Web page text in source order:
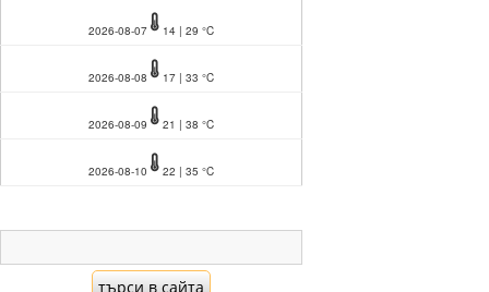
2026-08-07 14 | 29 °C
2026-08-08 17 | 33 °C
2026-08-09 21 | 38 °C
2026-08-10 22 | 35 °C